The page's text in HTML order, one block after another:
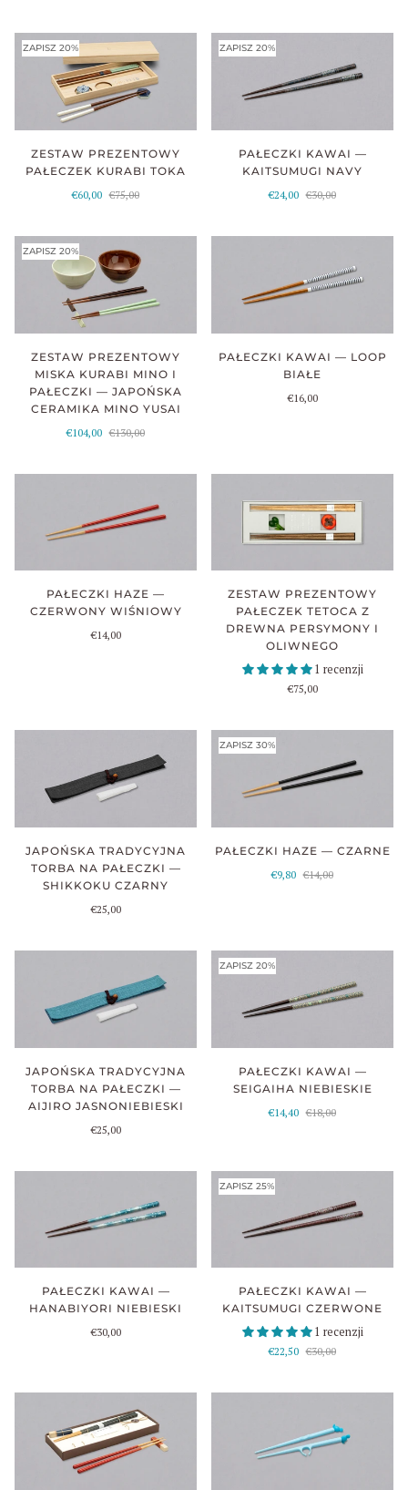
ZAPISZ 20%
ZESTAW PREZENTOWY
PAŁECZEK KURABI TOKA
€60,00 €75,00
ZAPISZ 20%
PAŁECZKI KAWAI —
KAITSUMUGI NAVY
€24,00 €30,00
ZAPISZ 20%
ZESTAW PREZENTOWY
MISKA KURABI MINO I
PAŁECZKI — JAPOŃSKA
CERAMIKA MINO YUSAI
€104,00 €130,00
PAŁECZKI KAWAI — LOOP
BIAŁE
€16,00
PAŁECZKI HAZE —
CZERWONY WIŚNIOWY
€14,00
ZESTAW PREZENTOWY
PAŁECZEK TETOCA Z
DREWNA PERSYMONY I
OLIWNEGO
1 recenzji
€75,00
JAPOŃSKA TRADYCYJNA
TORBA NA PAŁECZKI —
SHIKKOKU CZARNY
€25,00
ZAPISZ 30%
PAŁECZKI HAZE — CZARNE
€9,80 €14,00
JAPOŃSKA TRADYCYJNA
TORBA NA PAŁECZKI —
AIJIRO JASNONIEBIESKI
€25,00
ZAPISZ 20%
PAŁECZKI KAWAI —
SEIGAIHA NIEBIESKIE
€14,40 €18,00
PAŁECZKI KAWAI —
HANABIYORI NIEBIESKI
€30,00
ZAPISZ 25%
PAŁECZKI KAWAI —
KAITSUMUGI CZERWONE
1 recenzji
€22,50 €30,00